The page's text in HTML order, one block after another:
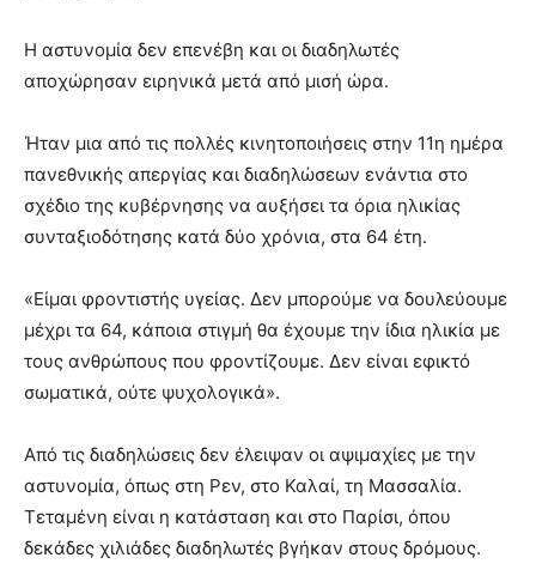
Η αστυνομία δεν επενέβη και οι διαδηλωτές
αποχώρησαν ειρηνικά μετά από μισή ώρα.
Ήταν μια από τις πολλές κινητοποιήσεις στην 11η ημέρα
πανεθνικής απεργίας και διαδηλώσεων ενάντια στο
σχέδιο της κυβέρνησης να αυξήσει τα όρια ηλικίας
συνταξιοδότησης κατά δύο χρόνια, στα 64 έτη.
«Είμαι φροντιστής υγείας. Δεν μπορούμε να δουλεύουμε
μέχρι τα 64, κάποια στιγμή θα έχουμε την ίδια ηλικία με
τους ανθρώπους που φροντίζουμε. Δεν είναι εφικτό
σωματικά, ούτε ψυχολογικά».
Από τις διαδηλώσεις δεν έλειψαν οι αψιμαχίες με την
αστυνομία, όπως στη Ρεν, στο Καλαί, τη Μασσαλία.
Τεταμένη είναι η κατάσταση και στο Παρίσι, όπου
δεκάδες χιλιάδες διαδηλωτές βγήκαν στους δρόμους.